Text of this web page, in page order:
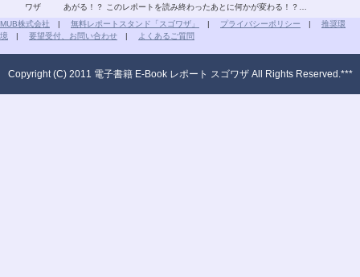
あがる！？ このレポートを読み終わったあとに何かが変わる！？…
MUB株式会社 | 無料レポートスタンド「スゴワザ」 | プライバシーポリシー | 推奨環
境 | 要望受付、お問い合わせ | よくあるご質問
Copyright (C) 2011 電子書籍 E-Book レポート スゴワザ All Rights Reserved.***